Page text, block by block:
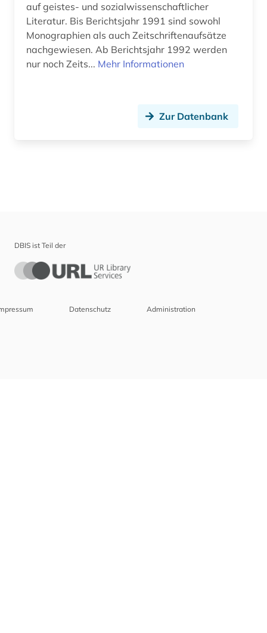
auf geistes- und sozialwissenschaftlicher
Literatur. Bis Berichtsjahr 1991 sind sowohl
Monographien als auch Zeitschriftenaufsätze
nachgewiesen. Ab Berichtsjahr 1992 werden
nur noch Zeits... Mehr Informationen
Zur Datenbank
DBIS ist Teil der
Datenschutz Administration